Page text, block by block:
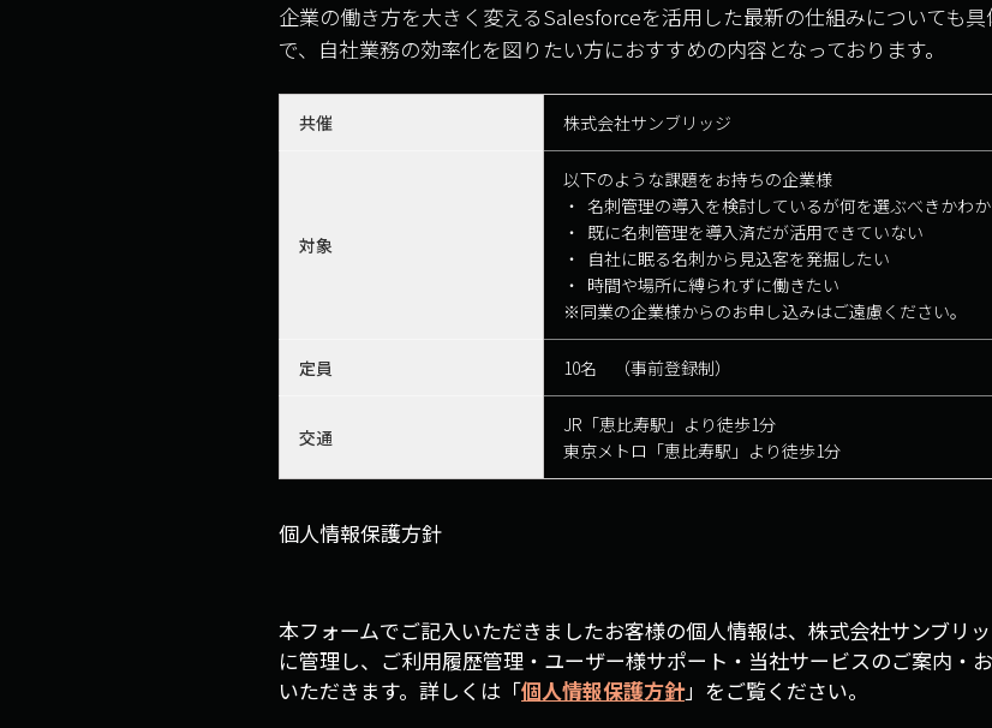
企業の働き方を大きく変えるSalesforceを活用した最新の仕組みについても
で、自社業務の効率化を図りたい方におすすめの内容となっております。
共催 株式会社サンブリッジ
対象
以下のような課題をお持ちの企業様
名刺管理の導入を検討しているが何を選ぶべきかわ
既に名刺管理を導入済だが活用できていない
自社に眠る名刺から見込客を発掘したい
時間や場所に縛られずに働きたい
※同業の企業様からのお申し込みはご遠慮ください。
定員 10名 （事前登録制）
交通
JR「恵比寿駅」より徒歩1分
東京メトロ「恵比寿駅」より徒歩1分
個人情報保護方針
本フォームでご記入いただきましたお客様の個人情報は、株式会社サンブリ
に管理し、ご利用履歴管理・ユーザー様サポート・当社サービスのご案内・
いただきます。詳しくは「個人情報保護方針」をご覧ください。